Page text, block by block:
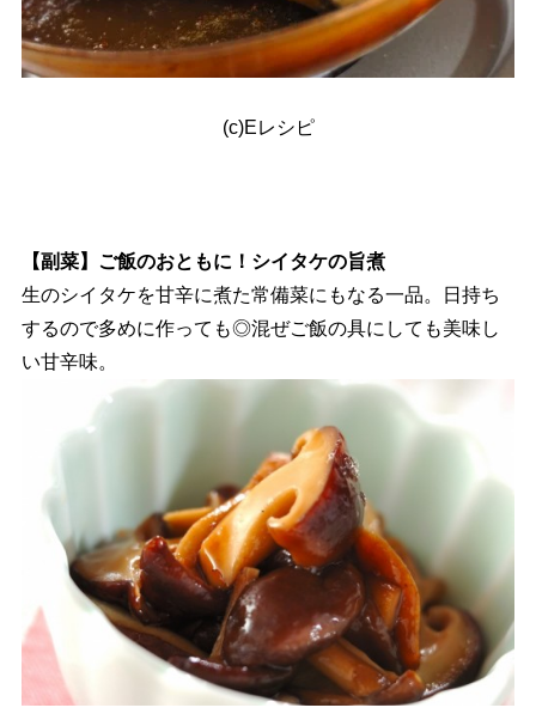
(c)Eレシピ
【副菜】ご飯のおともに！シイタケの旨煮
生のシイタケを甘辛に煮た常備菜にもなる一品。日持ち
するので多めに作っても◎混ぜご飯の具にしても美味し
い甘辛味。